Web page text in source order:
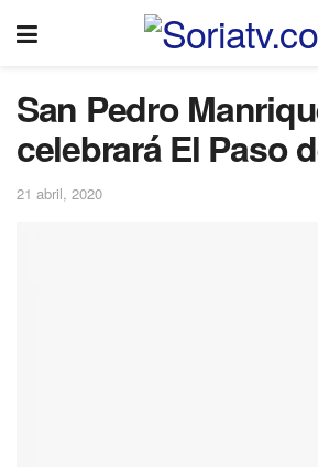
San Pedro
celebrará El Paso
21 abril, 2020